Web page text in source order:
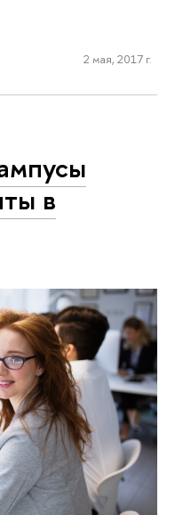
2 мая, 2017 г.
в